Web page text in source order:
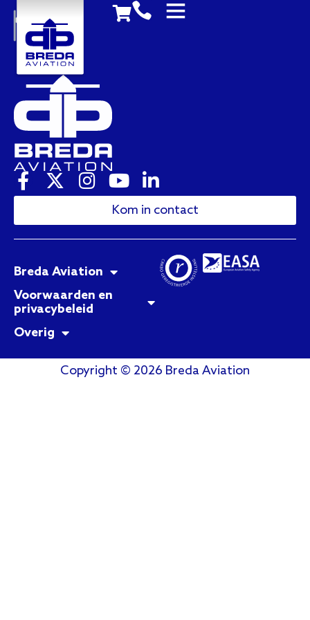
Kom in contact
Breda Aviation
Voorwaarden en
privacybeleid
Overig
Copyright © 2026 Breda Aviation